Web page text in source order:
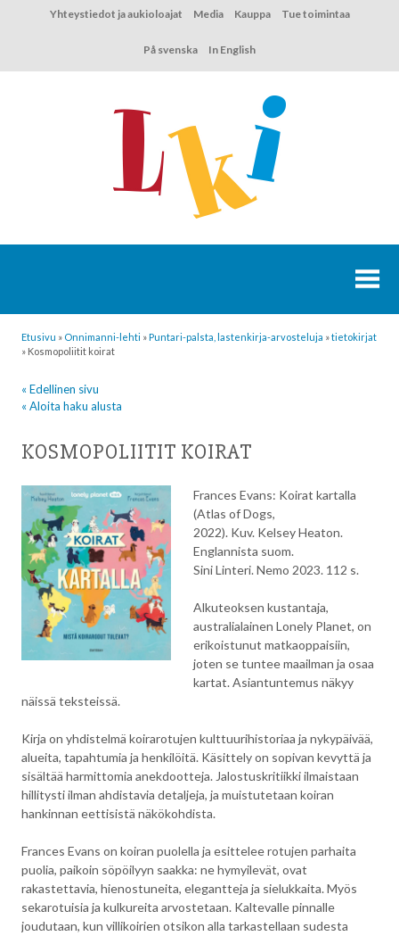
Yhteystiedot ja aukioloajat Media Kauppa Tue toimintaa
På svenska In English
Etusivu » Onnimanni-lehti »Puntari-palsta, lastenkirja-arvosteluja »tietokirjat
» Kosmopoliitit koirat
« Edellinen sivu
« Aloita haku alusta
KOSMOPOLIITIT KOIRAT
Frances Evans: Koirat kartalla
(Atlas of Dogs,
2022). Kuv. Kelsey Heaton.
Englannista suom.
Sini Linteri. Nemo 2023. 112 s.
Alkuteoksen kustantaja,
australialainen Lonely Planet, on
erikoistunut matkaoppaisiin,
joten se tuntee maailman ja osaa
kartat. Asiantuntemus näkyy
näissä teksteissä.
Kirja on yhdistelmä koirarotujen kulttuurihistoriaa ja nykypäivää,
alueita, tapahtumia ja henkilöitä. Käsittely on sopivan kevyttä ja
sisältää harmittomia anekdootteja. Jalostuskritiikki ilmaistaan
hillitysti ilman ahdistavia detaljeja, ja muistutetaan koiran
hankinnan eettisistä näkökohdista.
Frances Evans on koiran puolella ja esittelee rotujen parhaita
puolia, paikoin söpöilyyn saakka: ne hymyilevät, ovat
rakastettavia, hienostuneita, elegantteja ja sielukkaita. Myös
sekarotuisia ja kulkureita arvostetaan. Kaltevalle pinnalle
joudutaan, kun villikoirien otsikon alla tarkastellaan sudesta